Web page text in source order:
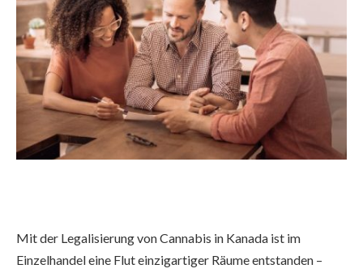
Mit der Legalisierung von Cannabis in Kanada ist im
Einzelhandel eine Flut einzigartiger Räume entstanden –